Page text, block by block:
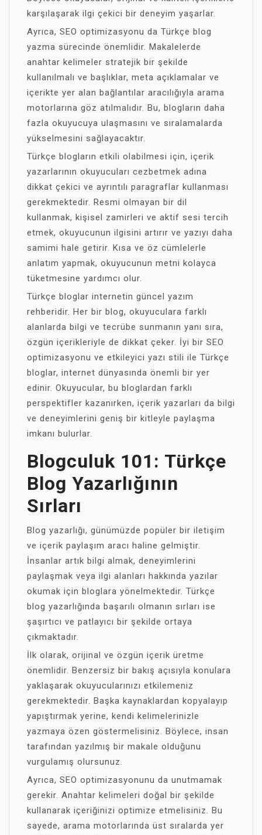
karşılaşarak ilgi çekici bir deneyim yaşarlar.
Ayrıca, SEO optimizasyonu da Türkçe blog
yazma sürecinde önemlidir. Makalelerde
anahtar kelimeler stratejik bir şekilde
kullanılmalı ve başlıklar, meta açıklamalar ve
içerikte yer alan bağlantılar aracılığıyla arama
motorlarına göz atılmalıdır. Bu, blogların daha
fazla okuyucuya ulaşmasını ve sıralamalarda
yükselmesini sağlayacaktır.
Türkçe blogların etkili olabilmesi için, içerik
yazarlarının okuyucuları cezbetmek adına
dikkat çekici ve ayrıntılı paragraflar kullanması
gerekmektedir. Resmi olmayan bir dil
kullanmak, kişisel zamirleri ve aktif sesi tercih
etmek, okuyucunun ilgisini artırır ve yazıyı daha
samimi hale getirir. Kısa ve öz cümlelerle
anlatım yapmak, okuyucunun metni kolayca
tüketmesine yardımcı olur.
Türkçe bloglar internetin güncel yazım
rehberidir. Her bir blog, okuyuculara farklı
alanlarda bilgi ve tecrübe sunmanın yanı sıra,
özgün içerikleriyle de dikkat çeker. İyi bir SEO
optimizasyonu ve etkileyici yazı stili ile Türkçe
bloglar, internet dünyasında önemli bir yer
edinir. Okuyucular, bu bloglardan farklı
perspektifler kazanırken, içerik yazarları da bilgi
ve deneyimlerini geniş bir kitleyle paylaşma
imkanı bulurlar.
Blogculuk 101: Türkçe
Blog Yazarlığının
Sırları
Blog yazarlığı, günümüzde popüler bir iletişim
ve içerik paylaşım aracı haline gelmiştir.
İnsanlar artık bilgi almak, deneyimlerini
paylaşmak veya ilgi alanları hakkında yazılar
okumak için bloglara yönelmektedir. Türkçe
blog yazarlığında başarılı olmanın sırları ise
şaşırtıcı ve patlayıcı bir şekilde ortaya
çıkmaktadır.
İlk olarak, orijinal ve özgün içerik üretme
önemlidir. Benzersiz bir bakış açısıyla konulara
yaklaşarak okuyucularınızı etkilemeniz
gerekmektedir. Başka kaynaklardan kopyalayıp
yapıştırmak yerine, kendi kelimelerinizle
yazmaya özen göstermelisiniz. Böylece, insan
tarafından yazılmış bir makale olduğunu
vurgulamış olursunuz.
Ayrıca, SEO optimizasyonunu da unutmamak
gerekir. Anahtar kelimeleri doğal bir şekilde
kullanarak içeriğinizi optimize etmelisiniz. Bu
sayede, arama motorlarında üst sıralarda yer